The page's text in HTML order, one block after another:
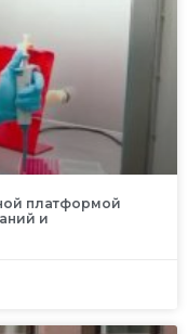
платформой
и